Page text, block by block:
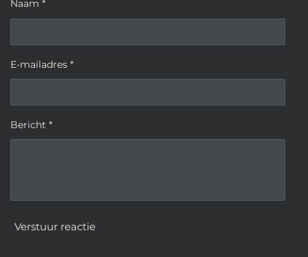
Naam *
E-mailadres *
Bericht *
Verstuur reactie